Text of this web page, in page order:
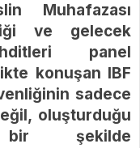
Muhafazası
ve gelecek
panel
konuşan IBF
sadece
oluşturduğu
bir şekilde